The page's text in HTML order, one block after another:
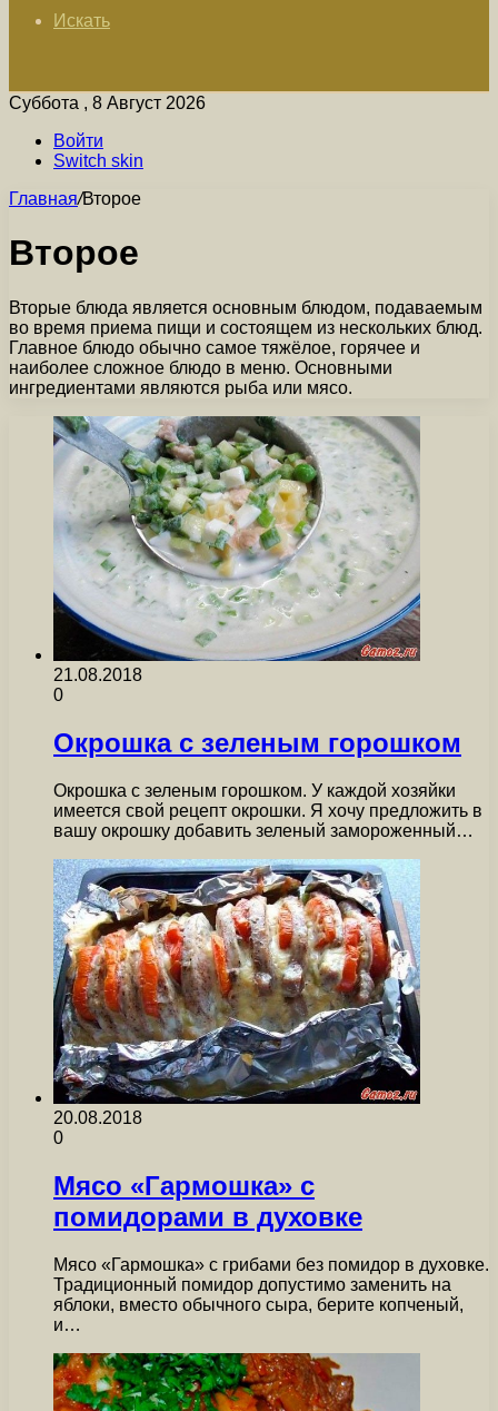
Искать
Суббота , 8 Август 2026
Войти
Switch skin
Главная/Второе
Второе
Вторые блюда является основным блюдом, подаваемым
во время приема пищи и состоящем из нескольких блюд.
Главное блюдо обычно самое тяжёлое, горячее и
наиболее сложное блюдо в меню. Основными
ингредиентами являются рыба или мясо.
21.08.2018
0
Окрошка с зеленым горошком
Окрошка с зеленым горошком. У каждой хозяйки
имеется свой рецепт окрошки. Я хочу предложить в
вашу окрошку добавить зеленый замороженный…
20.08.2018
0
Мясо «Гармошка» с
помидорами в духовке
Мясо «Гармошка» с грибами без помидор в духовке.
Традиционный помидор допустимо заменить на
яблоки, вместо обычного сыра, берите копченый,
и…